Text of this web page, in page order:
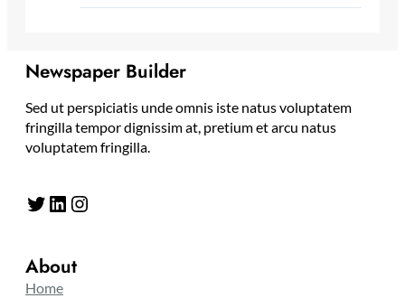
Newspaper Builder
Sed ut perspiciatis unde omnis iste natus voluptatem
fringilla tempor dignissim at, pretium et arcu natus
voluptatem fringilla.
Twitter LinkedIn Instagram
About
Home